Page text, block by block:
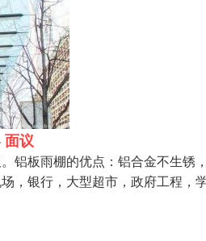
面议
铝板雨棚的优点：铝合金不生锈
，银行，大型超市，政府工程，